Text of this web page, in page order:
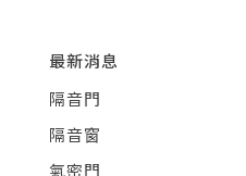
最新消息
隔音門
隔音窗
氣密門